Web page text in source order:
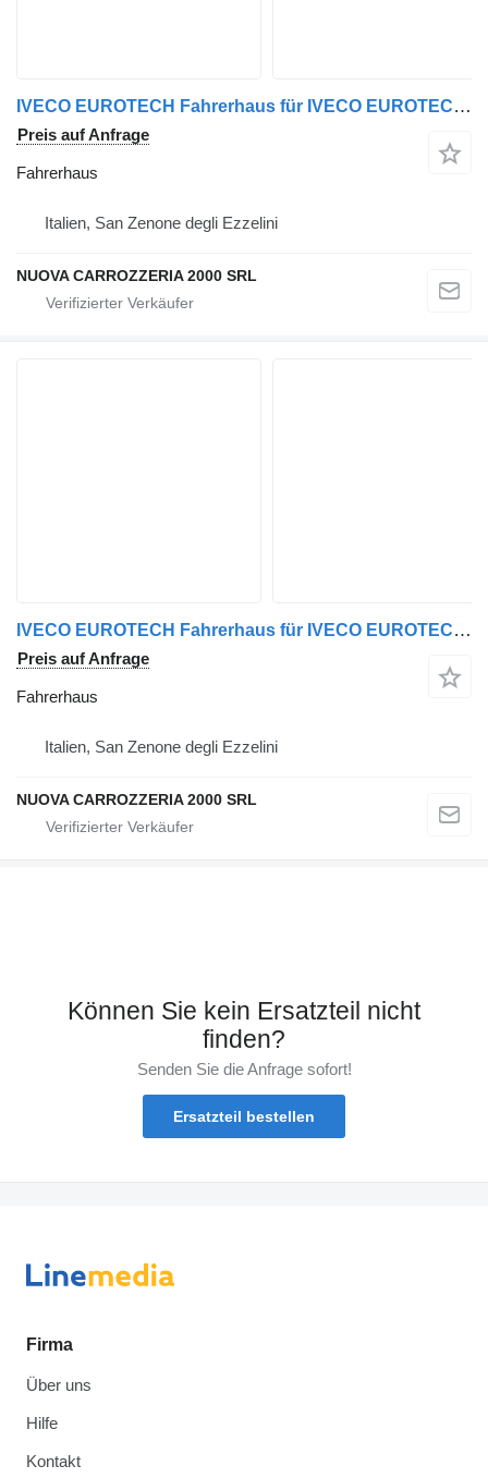
IVECO EUROTECH Fahrerhaus für IVECO EUROTECH/EUROTRAKKER LKW
Preis auf Anfrage
Fahrerhaus
Italien, San Zenone degli Ezzelini
NUOVA CARROZZERIA 2000 SRL
IVECO EUROTECH Fahrerhaus für IVECO EUROTECH/EUROTRAKKER LKW
Preis auf Anfrage
Fahrerhaus
Italien, San Zenone degli Ezzelini
NUOVA CARROZZERIA 2000 SRL
Können Sie kein Ersatzteil nicht
finden?
Senden Sie die Anfrage sofort!
Ersatzteil bestellen
Firma
Über uns
Hilfe
Kontakt